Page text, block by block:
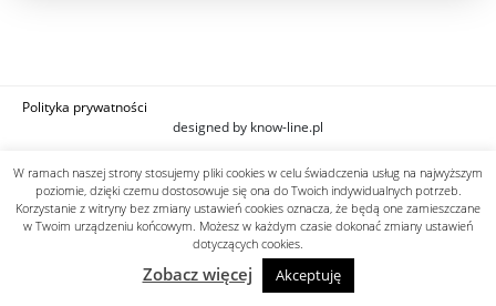
Polityka prywatności
designed by know-line.pl
W ramach naszej strony stosujemy pliki cookies w celu świadczenia usług na najwyższym
poziomie, dzięki czemu dostosowuje się ona do Twoich indywidualnych potrzeb.
Korzystanie z witryny bez zmiany ustawień cookies oznacza, że będą one zamieszczane
w Twoim urządzeniu końcowym. Możesz w każdym czasie dokonać zmiany ustawień
dotyczących cookies.
Zobacz więcej Akceptuję